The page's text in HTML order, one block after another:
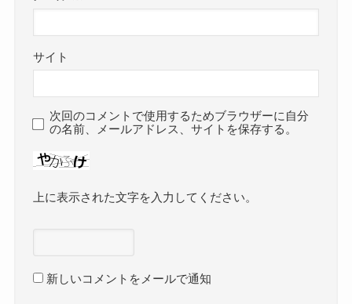
サイト
次回のコメントで使用するためブラウザーに自分
の名前、メールアドレス、サイトを保存する。
上に表示された文字を入力してください。
新しいコメントをメールで通知